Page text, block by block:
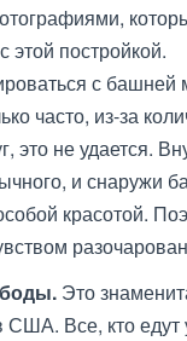
этой постройкой.
с башней
часто, из-за
это не удается.
и снаружи
красотой.
Это
США. Все, кто едут